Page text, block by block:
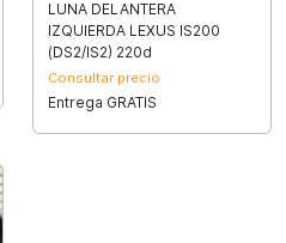
LUNA DELANTERA
IZQUIERDA LEXUS IS200
(DS2/IS2) 220d
Consultar precio
Entrega GRATIS